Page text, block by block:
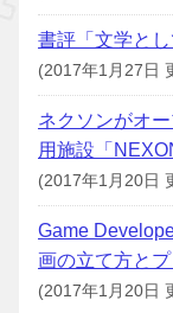
書評「文学とし
(2017年1月27日
ネクソンがオ
用施設「
(2017年1月20日
Game
画の立て方と
(2017年1月20日